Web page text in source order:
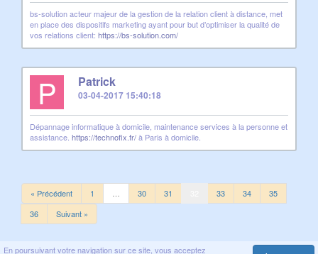
En poursuivant votre navigation sur ce site, vous acceptez
bs-solution acteur majeur de la gestion de la relation client à distance, met
en place des dispositifs marketing ayant pour but d’optimiser la qualité de
vos relations client: https://bs-solution.com/
P Patrick
03-04-2017 15:40:18
Dépannage informatique à domicile, maintenance services à la personne et
assistance. https://technofix.fr/à Paris à domicile.
« Précédent 1 30 31 33 34
35
36
Suivant »